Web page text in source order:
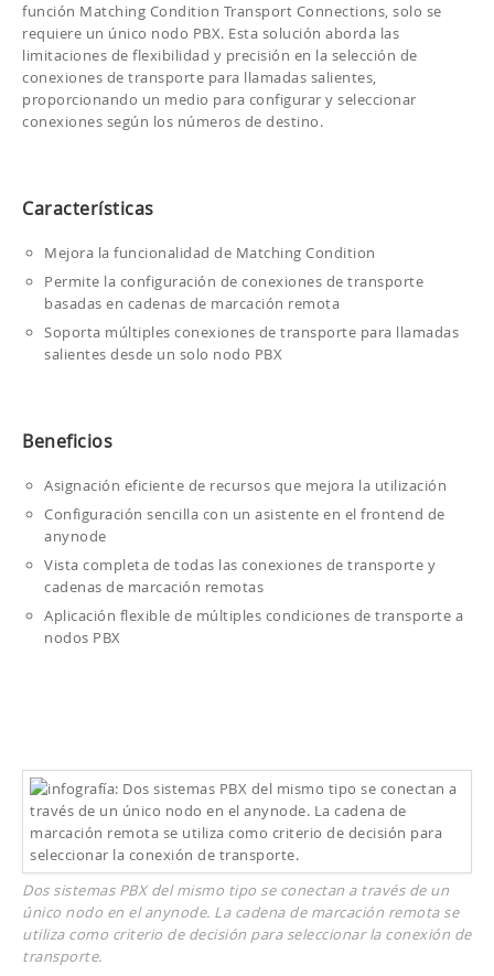
función Matching Condition Transport Connections, solo se
requiere un único nodo PBX. Esta solución aborda las
limitaciones de flexibilidad y precisión en la selección de
conexiones de transporte para llamadas salientes,
proporcionando un medio para configurar y seleccionar
conexiones según los números de destino.
Características
Mejora la funcionalidad de Matching Condition
Permite la configuración de conexiones de transporte
basadas en cadenas de marcación remota
Soporta múltiples conexiones de transporte para llamadas
salientes desde un solo nodo PBX
Beneficios
Asignación eficiente de recursos que mejora la utilización
Configuración sencilla con un asistente en el frontend de
anynode
Vista completa de todas las conexiones de transporte y
cadenas de marcación remotas
Aplicación flexible de múltiples condiciones de transporte a
nodos PBX
Dos sistemas PBX del mismo tipo se conectan a través de un
único nodo en el anynode. La cadena de marcación remota se
utiliza como criterio de decisión para seleccionar la conexión de
transporte.